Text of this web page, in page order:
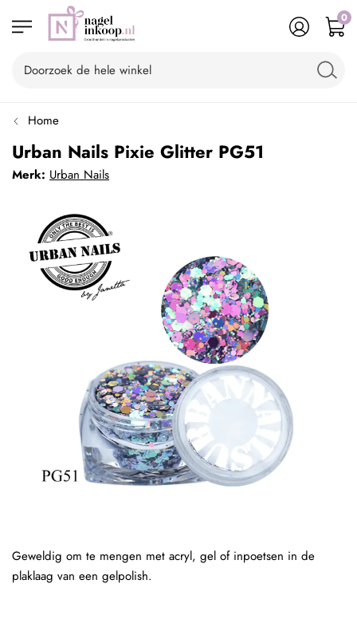
0
Home
Urban Nails Pixie Glitter PG51
Merk: Urban Nails
Geweldig om te mengen met acryl, gel of inpoetsen in de
plaklaag van een gelpolish.